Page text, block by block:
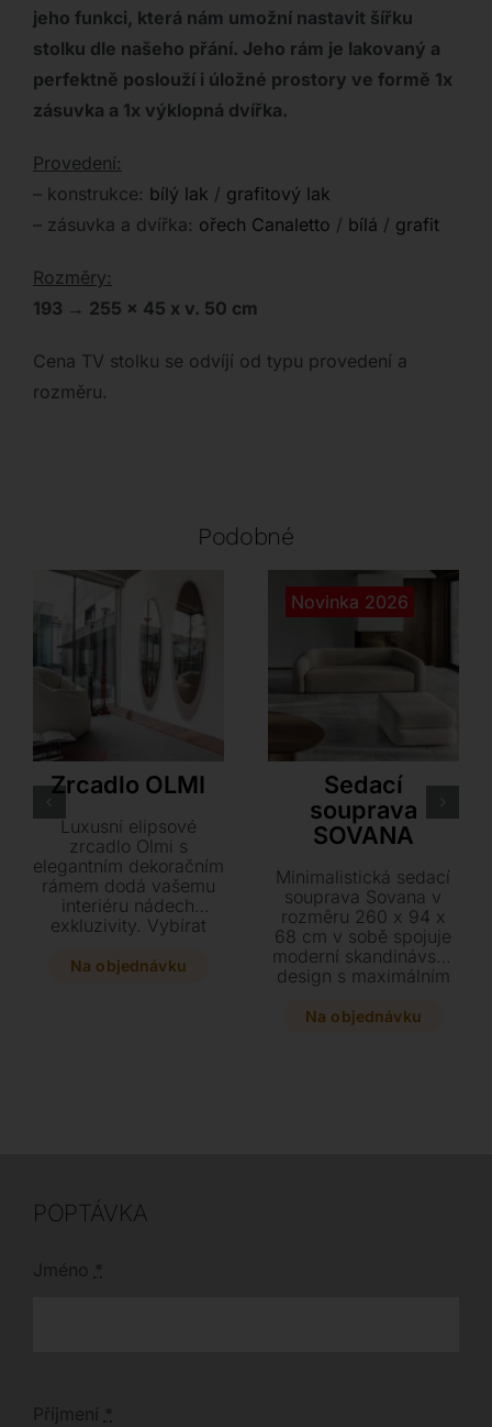
jeho funkci, která nám umožní nastavit šířku
stolku dle našeho přání. Jeho rám je lakovaný a
perfektně poslouží i úložné prostory ve formě 1x
zásuvka a 1x výklopná dvířka.
Provedení:
– konstrukce: bílý lak / grafitový lak
– zásuvka a dvířka: ořech Canaletto / bílá / grafit
Rozměry:
193 → 255 x 45 x v. 50 cm
Cena TV stolku se odvíjí od typu provedení a
rozměru.
Podobné
Zrcadlo OLMI
Luxusní elipsové
zrcadlo Olmi s
elegantním dekoračním
rámem dodá vašemu
interiéru nádech
exkluzivity. Vybírat
stylových barevných
Na objednávku
Novinka 2026
Sedací
souprava
SOVANA
Minimalistická sedací
souprava Sovana v
rozměru 260 x 94 x
68 cm v sobě spojuje
moderní skandinávský
design s maximálním
z pestré škály barev
Na objednávku
POPTÁVKA
Jméno *
Příjmení *